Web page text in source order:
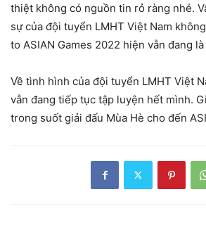
thiệt không có nguồn tin rỏ ràng nhé.
sự của đội tuyển LMHT Việt Nam
to ASIAN Games 2022 hiện vẫn đang
Về tình hình của đội tuyển LMHT Việt
vẫn đang tiếp tục tập luyện hết mình.
trong suốt giải đấu Mùa Hè cho đến